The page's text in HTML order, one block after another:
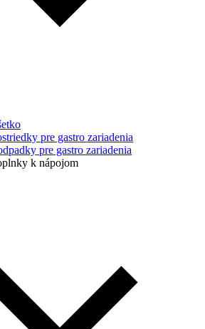
pre gastro zariadenia
pre gastro zariadenia
k nápojom